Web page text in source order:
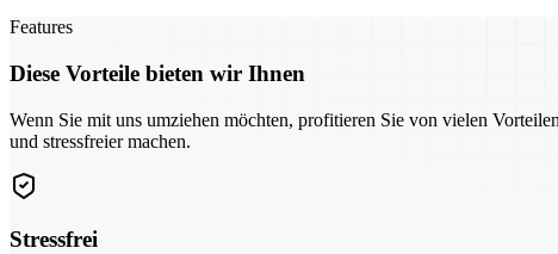
Features
Diese Vorteile bieten wir Ihnen
Wenn Sie mit uns umziehen möchten, profitieren Sie von vielen
und stressfreier machen.
Stressfrei